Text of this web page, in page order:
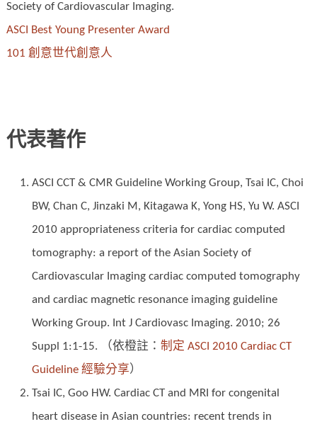
Society of Cardiovascular Imaging.
ASCI Best Young Presenter Award
101 創意世代創意人
代表著作
ASCI CCT & CMR Guideline Working Group, Tsai IC, Choi
BW, Chan C, Jinzaki M, Kitagawa K, Yong HS, Yu W. ASCI
2010 appropriateness criteria for cardiac computed
tomography: a report of the Asian Society of
Cardiovascular Imaging cardiac computed tomography
and cardiac magnetic resonance imaging guideline
Working Group. Int J Cardiovasc Imaging. 2010; 26
Suppl 1:1-15. （依橙註： 制定 ASCI 2010 Cardiac CT
Guideline 經驗分享）
Tsai IC, Goo HW. Cardiac CT and MRI for congenital
heart disease in Asian countries: recent trends in